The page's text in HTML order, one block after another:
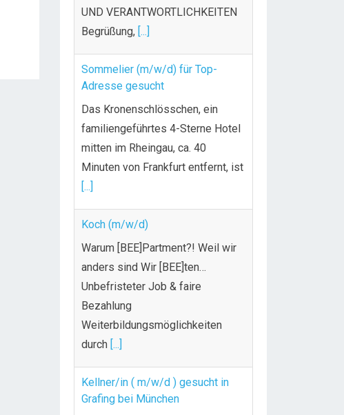
UND VERANTWORTLICHKEITEN
Begrüßung, [...]
Sommelier (m/w/d) für Top-
Adresse gesucht
Das Kronenschlösschen, ein
familiengeführtes 4-Sterne Hotel
mitten im Rheingau, ca. 40
Minuten von Frankfurt entfernt, ist
[...]
Koch (m/w/d)
Warum [BEE]Partment?! Weil wir
anders sind Wir [BEE]ten…
Unbefristeter Job & faire
Bezahlung
Weiterbildungsmöglichkeiten
durch [...]
Kellner/in ( m/w/d ) gesucht in
Grafing bei München